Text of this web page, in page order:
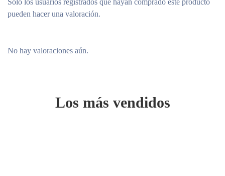
No hay valoraciones aún.
Solo los usuarios registrados que hayan comprado este producto
pueden hacer una valoración.
Los más vendidos